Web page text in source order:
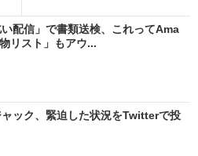
配信」で書類送検、これってAma
リスト」もアウ...
ック、緊迫した状況をTwitterで投